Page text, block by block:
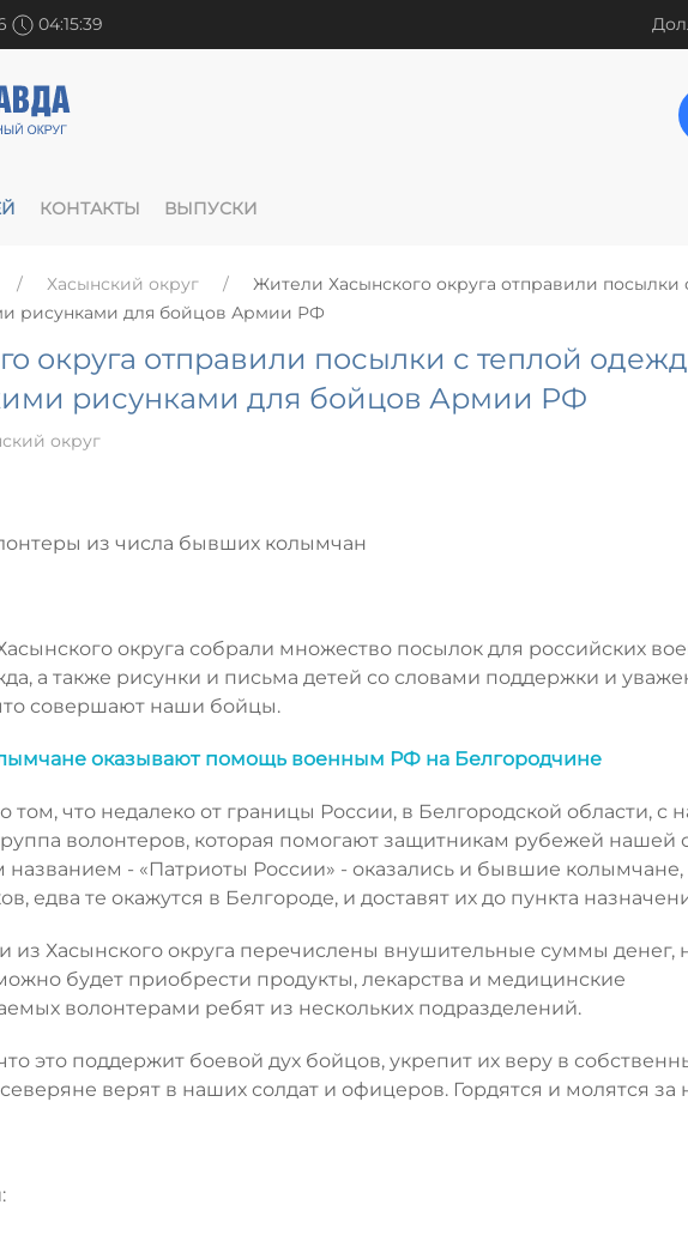
04:15:40
КОНТАКТЫ ВЫПУСКИ
Хасынский округ
Жители Хасынского округа отправили посылки
рисунками для бойцов Армии РФ
округа отправили посылки с теплой
рисунками для бойцов Армии РФ
округ
из числа бывших колымчан
округа собрали множество посылок для российских
а также рисунки и письма детей со словами поддержки и
совершают наши бойцы.
оказывают помощь военным РФ на Белгородчине
что недалеко от границы России, в Белгородской области, с
волонтеров, которая помогают защитникам рубежей нашей
- «Патриоты России» - оказались и бывшие колымчане,
едва те окажутся в Белгороде, и доставят их до пункта
из Хасынского округа перечислены внушительные суммы денег,
будет приобрести продукты, лекарства и медицинские
волонтерами ребят из нескольких подразделений.
это поддержит боевой дух бойцов, укрепит их веру в
верят в наших солдат и офицеров. Гордятся и молятся за